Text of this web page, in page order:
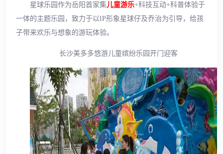
星球乐园作为岳阳首家集儿童游乐+科技互动+科普体验于
一体的主题乐园，致力于以IP形象星球仔及乔治为引导，给孩
子带来欢乐与想象的游玩体验。
长沙美多多悠游儿童缤纷乐园开门迎客